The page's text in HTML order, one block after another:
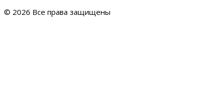
© 2026 Все права защищены